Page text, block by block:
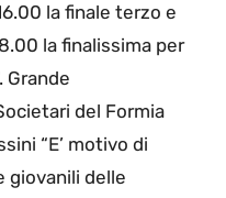
la finale terzo e
la finalissima per
Grande
del Formia
“E’ motivo di
giovanili delle